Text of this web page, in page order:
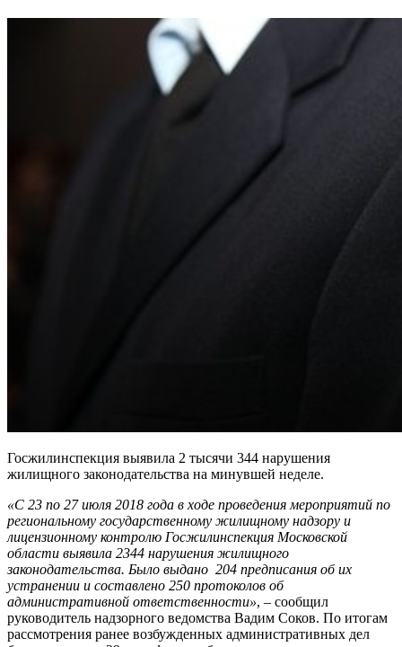
Госжилинспекция выявила 2 тысячи 344 нарушения
жилищного законодательства на минувшей неделе.
«С 23 по 27 июля 2018 года в ходе проведения мероприятий по
региональному государственному жилищному надзору и
лицензионному контролю Госжилинспекция Московской
области выявила 2344 нарушения жилищного
законодательства. Было выдано 204 предписания об их
устранении и составлено 250 протоколов об
административной ответственности», – сообщил
руководитель надзорного ведомства Вадим Соков. По итогам
рассмотрения ранее возбужденных административных дел